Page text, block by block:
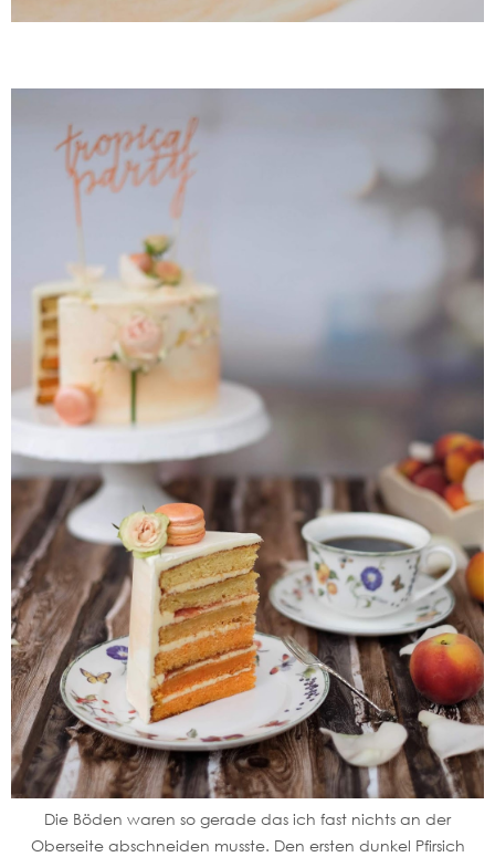
Die Böden waren so gerade das ich fast nichts an der
Oberseite abschneiden musste. Den ersten dunkel Pfirsich